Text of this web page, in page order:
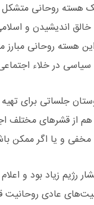
ایجاد یک هسته روحانی
اندیشیدن و
هسته روحانی
در خلاء
از دوستان جلساتی برای
هم از قشرهای
و یا اگر ممکن
رژیم زیاد بود و
عادی روحانیت